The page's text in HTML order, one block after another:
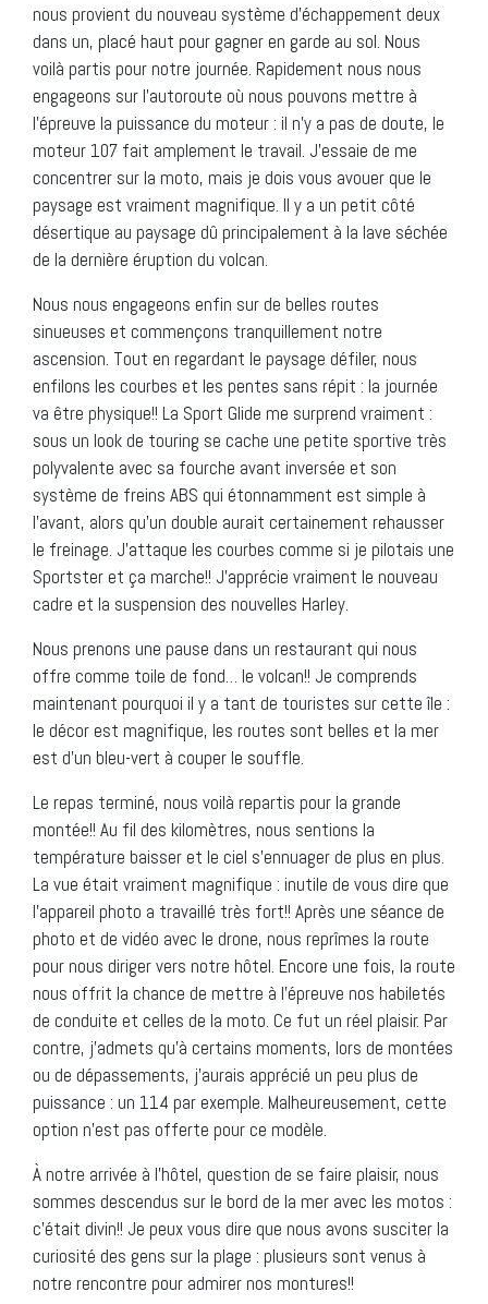
nous provient du nouveau système d’échappement deux
dans un, placé haut pour gagner en garde au sol. Nous
voilà partis pour notre journée. Rapidement nous nous
engageons sur l’autoroute où nous pouvons mettre à
l’épreuve la puissance du moteur : il n’y a pas de doute, le
moteur 107 fait amplement le travail. J’essaie de me
concentrer sur la moto, mais je dois vous avouer que le
paysage est vraiment magnifique. Il y a un petit côté
désertique au paysage dû principalement à la lave séchée
de la dernière éruption du volcan.
Nous nous engageons enfin sur de belles routes
sinueuses et commençons tranquillement notre
ascension. Tout en regardant le paysage défiler, nous
enfilons les courbes et les pentes sans répit : la journée
va être physique!! La Sport Glide me surprend vraiment :
sous un look de touring se cache une petite sportive très
polyvalente avec sa fourche avant inversée et son
système de freins ABS qui étonnamment est simple à
l’avant, alors qu’un double aurait certainement rehausser
le freinage. J’attaque les courbes comme si je pilotais une
Sportster et ça marche!! J’apprécie vraiment le nouveau
cadre et la suspension des nouvelles Harley.
Nous prenons une pause dans un restaurant qui nous
offre comme toile de fond… le volcan!! Je comprends
maintenant pourquoi il y a tant de touristes sur cette île :
le décor est magnifique, les routes sont belles et la mer
est d’un bleu-vert à couper le souffle.
Le repas terminé, nous voilà repartis pour la grande
montée!! Au fil des kilomètres, nous sentions la
température baisser et le ciel s’ennuager de plus en plus.
La vue était vraiment magnifique : inutile de vous dire que
l’appareil photo a travaillé très fort!! Après une séance de
photo et de vidéo avec le drone, nous reprîmes la route
pour nous diriger vers notre hôtel. Encore une fois, la route
nous offrit la chance de mettre à l’épreuve nos habiletés
de conduite et celles de la moto. Ce fut un réel plaisir. Par
contre, j’admets qu’à certains moments, lors de montées
ou de dépassements, j’aurais apprécié un peu plus de
puissance : un 114 par exemple. Malheureusement, cette
option n’est pas offerte pour ce modèle.
À notre arrivée à l’hôtel, question de se faire plaisir, nous
sommes descendus sur le bord de la mer avec les motos :
c’était divin!! Je peux vous dire que nous avons susciter la
curiosité des gens sur la plage : plusieurs sont venus à
notre rencontre pour admirer nos montures!!